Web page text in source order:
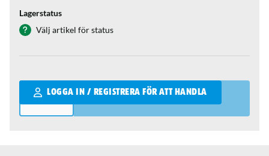
Lagerstatus
Välj artikel för status
LOGGA IN / REGISTRERA FÖR ATT HANDLA
Qantity